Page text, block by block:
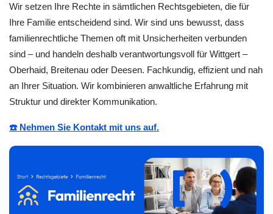
Wir setzen Ihre Rechte in sämtlichen Rechtsgebieten, die für
Ihre Familie entscheidend sind. Wir sind uns bewusst, dass
familienrechtliche Themen oft mit Unsicherheiten verbunden
sind – und handeln deshalb verantwortungsvoll für Wittgert –
Oberhaid, Breitenau oder Deesen. Fachkundig, effizient und nah
an Ihrer Situation. Wir kombinieren anwaltliche Erfahrung mit
Struktur und direkter Kommunikation.
☎️ Nehmen Sie Kontakt mit uns auf.